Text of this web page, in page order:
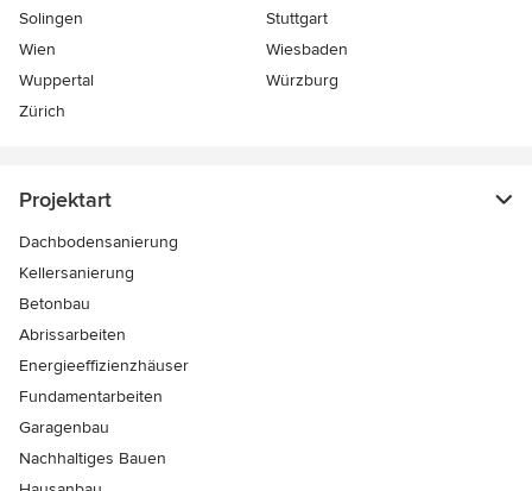
Solingen
Stuttgart
Wien
Wiesbaden
Wuppertal
Würzburg
Zürich
Projektart
Dachbodensanierung
Kellersanierung
Betonbau
Abrissarbeiten
Energieeffizienzhäuser
Fundamentarbeiten
Garagenbau
Nachhaltiges Bauen